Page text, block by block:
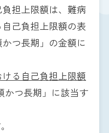
担上限額は、難病
己負担上限額の表
つ長期」の金額に
る自己負担上限額
つ長期」に該当す